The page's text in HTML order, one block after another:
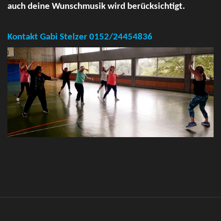
auch deine Wunschmusik wird berücksichtigt.
Kontakt Gabi Stelzer 0152/24454836